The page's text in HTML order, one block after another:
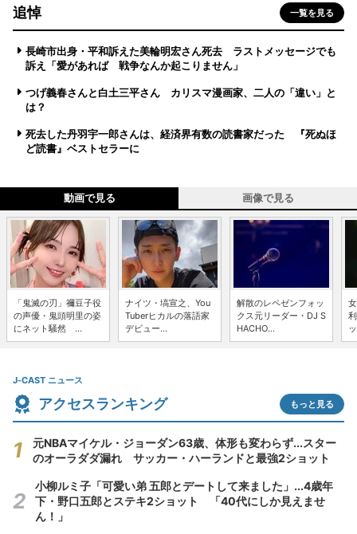
追悼 一覧を見る
長崎市出身・平和訴えた美輪明宏さん死去 ラストメッセージでも
訴え「愛があれば 戦争なんか起こりません」
つげ義春さんと白土三平さん カリスマ漫画家、二人の「違い」と
は？
死去した丹羽宇一郎さんは、経済界有数の読書家だった 『死ぬほ
ど読書』ベストセラーに
動画で見る 画像で見る
「鬼滅の刃」禰豆子役
の声優・鬼頭明里の姿
にネット騒然 ...
ナイツ・塙宣之、You
Tuberヒカルの落語家
デビュー...
解散のレペゼンフォッ
クス元リーダー・DJ S
HACHO...
J-CAST ニュース
アクセスランキング もっと見る
元NBAマイケル・ジョーダン63歳、体形も変わらず...スター
のオーラダダ漏れ サッカー・ハーランドと最強2ショット
小柳ルミ子「可愛い弟 五郎とデートして来ました」...4歳年
下・野口五郎とステキ2ショット 「40代にしか見えませ
ん！」